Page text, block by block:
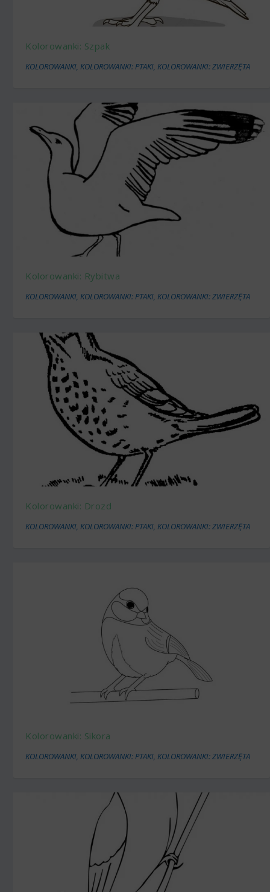
Kolorowanki: Szpak
KOLOROWANKI KOLOROWANKI: PTAKI KOLOROWANKI: ZWIERZĘTA
Kolorowanki: Rybitwa
KOLOROWANKI,KOLOROWANKI: PTAKI,KOLOROWANKI: ZWIERZĘTA
Kolorowanki: Drozd
KOLOROWANKI,KOLOROWANKI: PTAKI,KOLOROWANKI: ZWIERZĘTA
Kolorowanki: Sikora
KOLOROWANKI,KOLOROWANKI: PTAKI,KOLOROWANKI: ZWIERZĘTA